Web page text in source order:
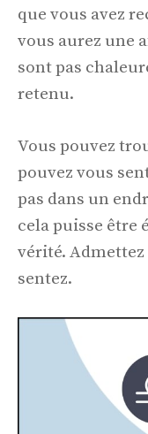
que vous avez
vous aurez une
sont pas
retenu.
Vous pouvez
pouvez vous
pas dans un
cela puisse être
vérité. Admettez
sentez.